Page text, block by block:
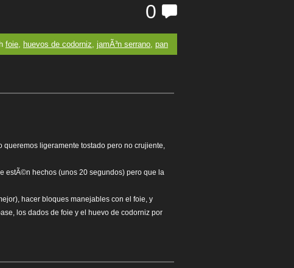
0
foie, huevos de codorniz, jamÃ³n serrano, pan
ligeramente tostado pero no crujiente,
estÃ©n hechos (unos 20 segundos) pero que la
hacer bloques manejables con el foie, y
los dados de foie y el huevo de codorniz por